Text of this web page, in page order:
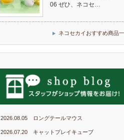
06 ぜひ、ネコセ…
ネコセカイおすすめ商品
2026.08.05 ロングテールマウス
2026.07.20 キャットプレイキューブ